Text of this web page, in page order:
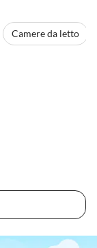
Camere da letto